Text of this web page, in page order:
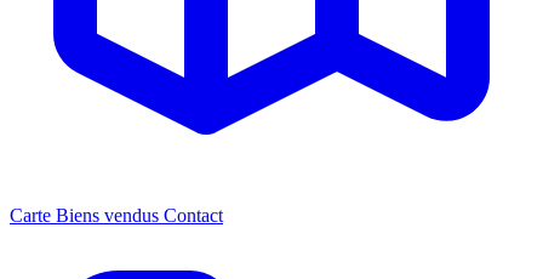
Carte Biens vendus Contact